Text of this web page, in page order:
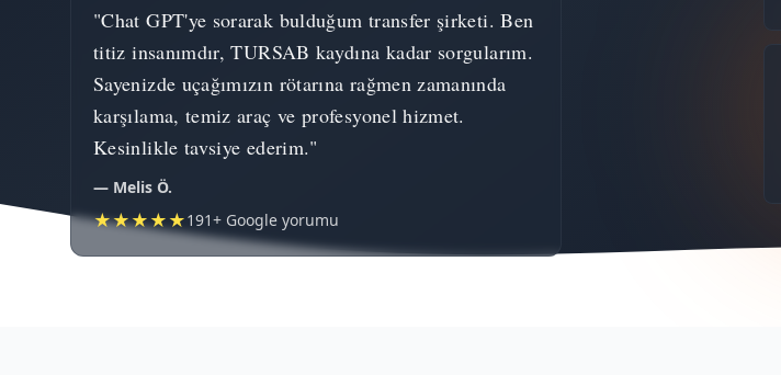
"Chat GPT'ye sorarak bulduğum transfer şirketi. Ben
titiz insanımdır, TURSAB kaydına kadar sorgularım.
Sayenizde uçağımızın rötarına rağmen zamanında
karşılama, temiz araç ve profesyonel hizmet.
Kesinlikle tavsiye ederim."
— Melis Ö.
★★★★★191+ Google yorumu